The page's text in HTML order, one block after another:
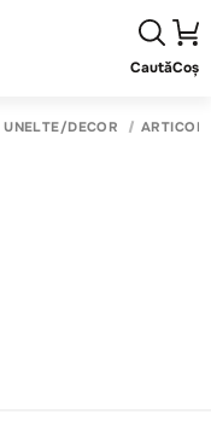
CautăCoș
UNELTE/DECOR